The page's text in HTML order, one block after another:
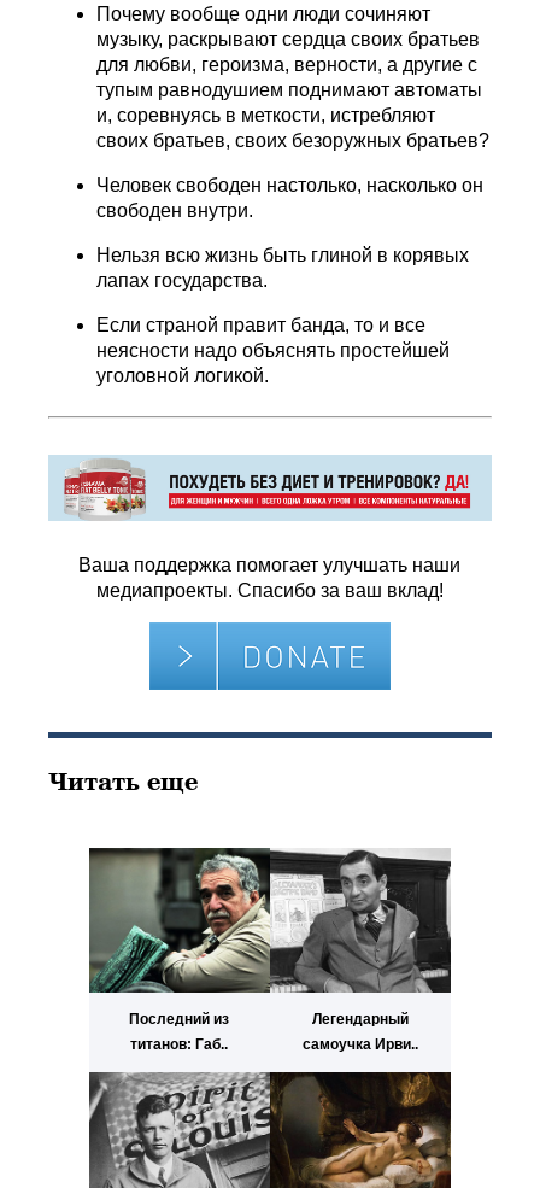
Почему вообще одни люди сочиняют
музыку, раскрывают сердца своих братьев
для любви, героизма, верности, а другие с
тупым равнодушием поднимают автоматы
и, соревнуясь в меткости, истребляют
своих братьев, своих безоружных братьев?
Человек свободен настолько, насколько он
свободен внутри.
Нельзя всю жизнь быть глиной в корявых
лапах государства.
Если страной правит банда, то и все
неясности надо объяснять простейшей
уголовной логикой.
Ваша поддержка помогает улучшать наши
медиапроекты. Спасибо за ваш вклад!
Читать еще
Последний из
титанов: Габ..
Легендарный
самоучка Ирви..